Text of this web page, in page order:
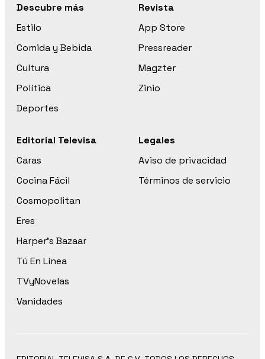
Descubre más
Estilo
Comida y Bebida
Cultura
Política
Deportes
Revista
App Store
Pressreader
Magzter
Zinio
Editorial Televisa
Caras
Cocina Fácil
Cosmopolitan
Eres
Harper’s Bazaar
Tú En Línea
TVyNovelas
Vanidades
Legales
Aviso de privacidad
Términos de servicio